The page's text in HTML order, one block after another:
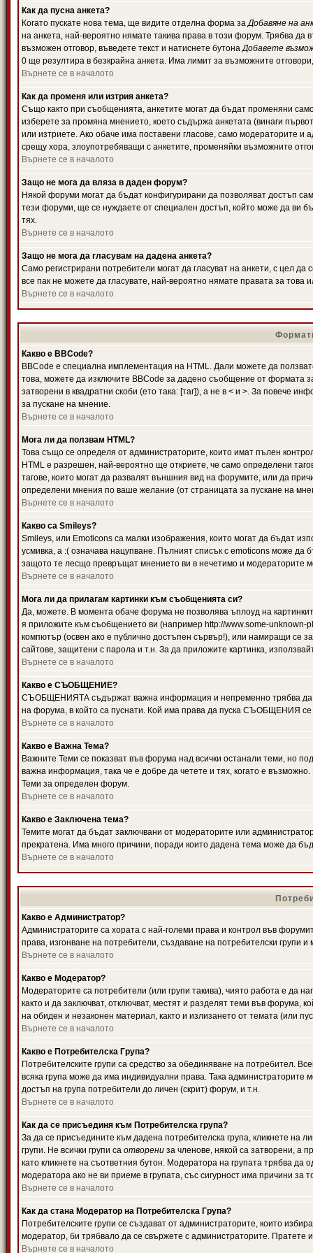
Как да пусна анкета?
Когато пускате нова тема, ще видите отделна форма заДобавяне на
на анкета, най-вероятно нямате такива права в този форум. Трябва да
възможен отговор, въведете текст и натиснете бутонаДобавете
0 ще резултира в безкрайна анкета. Има лимит за възможните
Върнете се в началото
Как да променя или изтрия анкета?
Също както при съобщенията, анкетите могат да бъдат променяни
изберете за промяна мнението, което съдържа анкетата (винаги
или изтриете. Ако обаче има поставени гласове, само модераторите и
срещу хора, злоупотребяващи с анкетите, променяйки възможните
Върнете се в началото
Защо не мога да вляза в даден форум?
Някой форуми могат да бъдат конфигурирани да позволяват достъп
тези форуми, ще се нуждаете от специален достъп, който може да ви
тях.
Върнете се в началото
Защо не мога да гласувам на дадена анкета?
Само регистрирани потребители могат да гласуват на анкети, с цел
все пак не можете да гласувате, най-вероятно нямате правата за това
Върнете се в началото
Какво е BBCode?
BBCode е специална имплементация на HTML. Дали можете да
това, можете да изключите BBCode за дадено съобщение от формата
затворени в квадратни скоби (ето така: [таг]), а не в < и >. За повече
за пускане на мнение.
Върнете се в началото
Мога ли да ползвам HTML?
Това също се определя от администраторите, които имат пълен
HTML е разрешен, най-вероятно ще откриете, че само определени
тагове, които могат да развалят външния вид на форумите, или да
определени мнения по ваше желание (от страницата за пускане на
Върнете се в началото
Какво са Smileys?
Smileys, или Emoticons са малки изображения, които могат да бъдат
усмивка, а :( означава нацупване. Пълният списък с emoticons може да
защото те лесщо превръщат мнението ви в нечетимо и модераторите
Върнете се в началото
Мога ли да прилагам картинки към съобщенията си?
Да, можете. В момента обаче форума не позволява ъплоуд на
я приложите към съобщението ви (например http://www.some-
компютър (освен ако е публично достъпен сървър!), или намиращи се
сайтове, защитени с парола и т.н. За да приложите картинка,
Върнете се в началото
Какво е СЪОБЩЕНИЕ?
СЪОБЩЕНИЯТА съдържат важна информация и непременно трябва да
на форума, в който са пуснати. Кой има права да пуска СЪОБЩЕНИЯ се
Върнете се в началото
Какво е Важна Тема?
Важните Теми се показват във форума над всички останали теми,
важна информация, така че е добре да четете и тях, когато е
Теми за определен форум.
Върнете се в началото
Какво е Заключена тема?
Темите могат да бъдат заключвани от модераторите или
прекратена. Има много причини, поради които дадена тема може да
Върнете се в началото
Какво е Администратор?
Администраторите са хората с най-големи права и контрол във
права, изгонване на потребители, създаване на потребителски групи
Върнете се в началото
Какво е Модератор?
Модераторите са потребители (или групи такива), чиято работа е да
както и да заключват, отключват, местят и разделят теми във форума,
на обиден и незаконен материал, както и излизането от темата (или
Върнете се в началото
Какво е Потребителска Група?
Потребителските групи са средство за обединяване на потребител.
всяка група може да има индивидуални права. Така
достъп на група потребители до личен (скрит) форум, и т.н.
Върнете се в началото
Как да се присъединя към Потребителска група?
За да се присъедините към дадена потребителска група, кликнете на
групи. Не всички групи са отворени за членове, някой са затворени, а
като кликнете на съответния бутон. Модератора на групата трябва
модератора ако не ви приеме в групата, със сигурност има причини за
Върнете се в началото
Как да стана Модератор на Потребителска Група?
Потребителските групи се създават от администраторите, които
модератор, би трябвало да се свържете с администраторите.
Върнете се в началото